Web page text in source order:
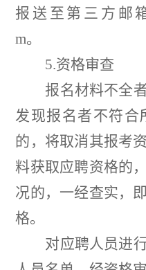
报送至第三方邮
m。
5.资格审查
报名材料不全
发现报名者不符合
的，将取消其报考
料获取应聘资格的
况的，一经查实，
格。
对应聘人员进